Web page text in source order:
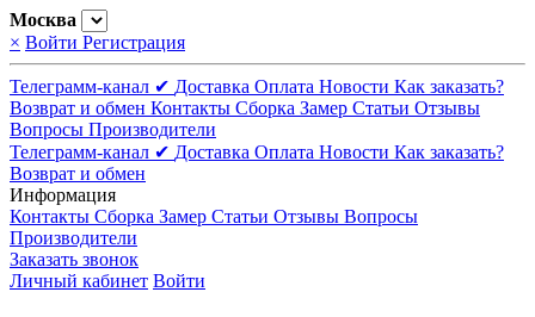
Москва
× Войти Регистрация
Телеграмм-канал ✔ Доставка Оплата Новости Как заказать?
Возврат и обмен Контакты Сборка Замер Статьи Отзывы
Вопросы Производители
Телеграмм-канал ✔ Доставка Оплата Новости Как заказать?
Возврат и обмен
Информация
Контакты Сборка Замер Статьи Отзывы Вопросы
Производители
Заказать звонок
Личный кабинет Войти